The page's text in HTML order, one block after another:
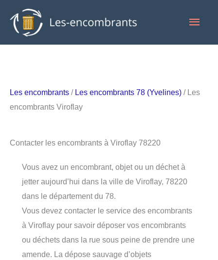
contenu
Les encombrants / Les encombrants 78 (Yvelines) / Les
encombrants Viroflay
Contacter les encombrants à Viroflay 78220
Vous avez un encombrant, objet ou un déchet à
jetter aujourd’hui dans la ville de Viroflay, 78220
dans le département du 78.
Vous devez contacter le service des encombrants
à Viroflay pour savoir déposer vos encombrants
ou déchets dans la rue sous peine de prendre une
amende. La dépose sauvage d’objets